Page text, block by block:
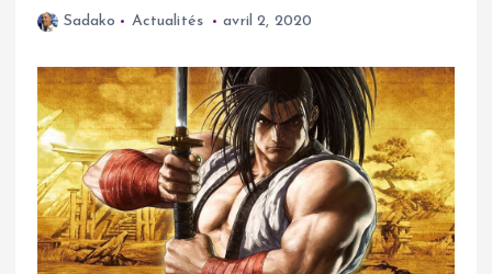
Sadako Actualités avril 2, 2020